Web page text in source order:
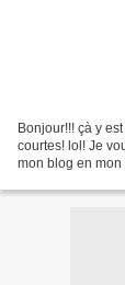
Bonjour!!! çà y
courtes! lol! Je
mon blog en